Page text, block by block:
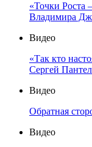
«Точки Роста
Владимира
Видео
«Так кто
Сергей
Видео
Обратная
Видео